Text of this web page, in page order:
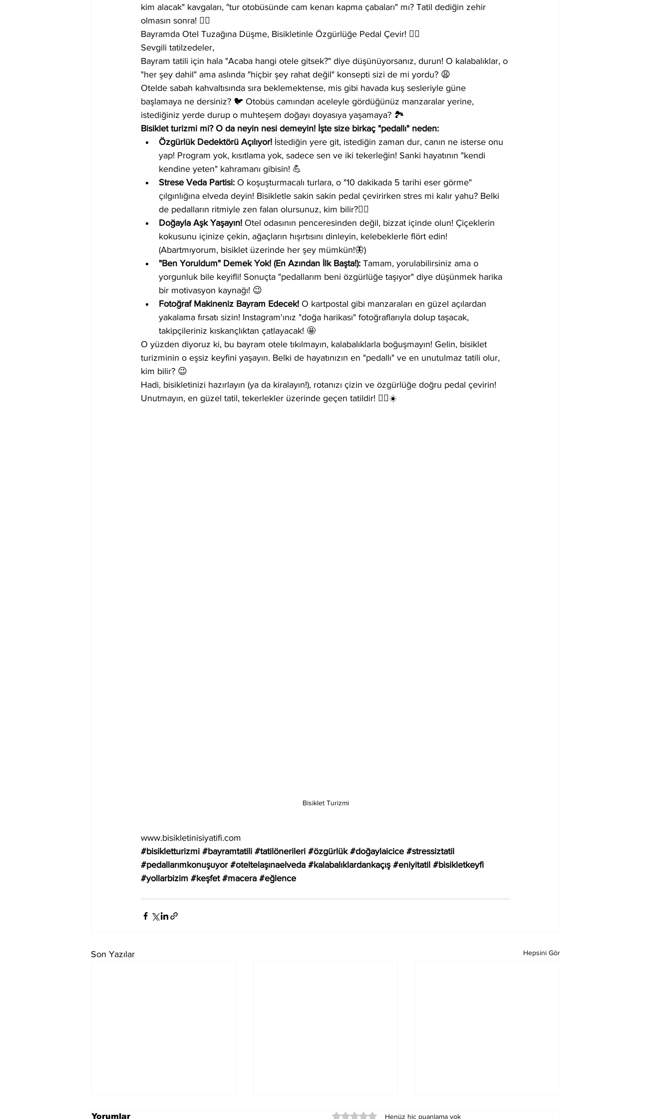
kim alacak" kavgaları, "tur otobüsünde cam kenarı kapma çabaları" mı? Tatil dediğin zehir
olmasın sonra! 🙅‍♀️
Bayramda Otel Tuzağına Düşme, Bisikletinle Özgürlüğe Pedal Çevir! 🚴‍♂️
Sevgili tatilzedeler,
Bayram tatili için hala "Acaba hangi otele gitsek?" diye düşünüyorsanız, durun! O kalabalıklar, o
"her şey dahil" ama aslında "hiçbir şey rahat değil" konsepti sizi de mi yordu? 😩
Otelde sabah kahvaltısında sıra beklemektense, mis gibi havada kuş sesleriyle güne
başlamaya ne dersiniz? 🐦 Otobüs camından aceleyle gördüğünüz manzaralar yerine,
istediğiniz yerde durup o muhteşem doğayı doyasıya yaşamaya? 🏞️
Bisiklet turizmi mi? O da neyin nesi demeyin! İşte size birkaç "pedallı" neden:
Özgürlük Dedektörü Açılıyor! İstediğin yere git, istediğin zaman dur, canın ne isterse onu
yap! Program yok, kısıtlama yok, sadece sen ve iki tekerleğin! Sanki hayatının "kendi
kendine yeten" kahramanı gibisin! 💪
Strese Veda Partisi: O koşuşturmacalı turlara, o "10 dakikada 5 tarihi eser görme"
çılgınlığına elveda deyin! Bisikletle sakin sakin pedal çevirirken stres mi kalır yahu? Belki
de pedalların ritmiyle zen falan olursunuz, kim bilir?🧘‍♀️
Doğayla Aşk Yaşayın! Otel odasının penceresinden değil, bizzat içinde olun! Çiçeklerin
kokusunu içinize çekin, ağaçların hışırtısını dinleyin, kelebeklerle flört edin!
(Abartmıyorum, bisiklet üzerinde her şey mümkün!🦋)
"Ben Yoruldum" Demek Yok! (En Azından İlk Başta!): Tamam, yorulabilirsiniz ama o
yorgunluk bile keyifli! Sonuçta "pedallarım beni özgürlüğe taşıyor" diye düşünmek harika
bir motivasyon kaynağı! 😉
Fotoğraf Makineniz Bayram Edecek! O kartpostal gibi manzaraları en güzel açılardan
yakalama fırsatı sizin! Instagram'ınız "doğa harikası" fotoğraflarıyla dolup taşacak,
takipçileriniz kıskançlıktan çatlayacak! 🤩
O yüzden diyoruz ki, bu bayram otele tıkılmayın, kalabalıklarla boğuşmayın! Gelin, bisiklet
turizminin o eşsiz keyfini yaşayın. Belki de hayatınızın en "pedallı" ve en unutulmaz tatili olur,
kim bilir? 😉
Hadi, bisikletinizi hazırlayın (ya da kiralayın!), rotanızı çizin ve özgürlüğe doğru pedal çevirin!
Unutmayın, en güzel tatil, tekerlekler üzerinde geçen tatildir! 🚴‍♀️☀️
Bisiklet Turizmi
www.bisikletinisiyatifi.com
#bisikletturizmi #bayramtatili #tatilönerileri #özgürlük #doğaylaicice #stressiztatil
#pedallarımkonuşuyor #oteltelaşınaelveda #kalabalıklardankaçış #eniyitatil #bisikletkeyfi
#yollarbizim #keşfet #macera #eğlence
Son Yazılar Hepsini Gör
Yorumlar 5 üzerinden 0 yıldızHenüz hiç puanlama yok